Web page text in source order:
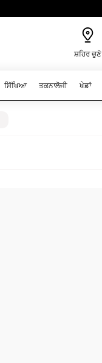
ਸ਼ਹਿਰ ਚੁਣੋ
ਸਿੱਖਿਆ ਤਕਨਾਲੋਜੀ ਖੇਡਾਂ